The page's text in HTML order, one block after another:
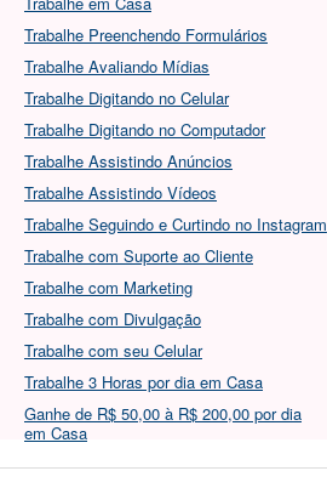
Trabalhe Preenchendo Formulários
Trabalhe Avaliando Mídias
Trabalhe Digitando no Celular
Trabalhe Digitando no Computador
Trabalhe Assistindo Anúncios
Trabalhe Assistindo Vídeos
Trabalhe Seguindo e Curtindo no Instagram
Trabalhe com Suporte ao Cliente
Trabalhe com Marketing
Trabalhe com Divulgação
Trabalhe com seu Celular
Trabalhe 3 Horas por dia em Casa
Ganhe de R$ 50,00 à R$ 200,00 por dia
em Casa